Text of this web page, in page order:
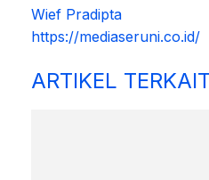
Wief Pradipta
https://mediaseruni.co.id/
ARTIKEL TERKAIT